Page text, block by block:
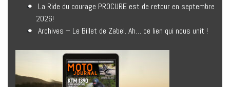
La Ride du courage PROCURE est de retour en septembre
2026!
Archives – Le Billet de Zabel. Ah… ce lien qui nous unit !